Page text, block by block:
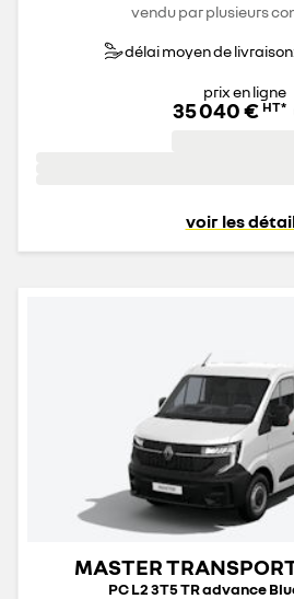
vendu par plusieurs
délai moyen de
prix en ligne
35 040 € HT*
voir les
MASTER
PC L2 3T5 TR advance